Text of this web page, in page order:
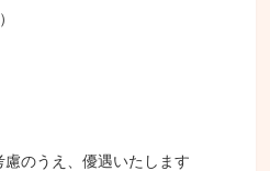
のうえ、優遇いたします